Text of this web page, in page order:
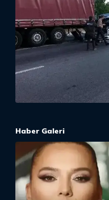
Haber Galeri